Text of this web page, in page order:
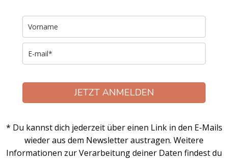
JETZT ANMELDEN
* Du kannst dich jederzeit über einen Link in den E-Mails
wieder aus dem Newsletter austragen. Weitere
Informationen zur Verarbeitung deiner Daten findest du